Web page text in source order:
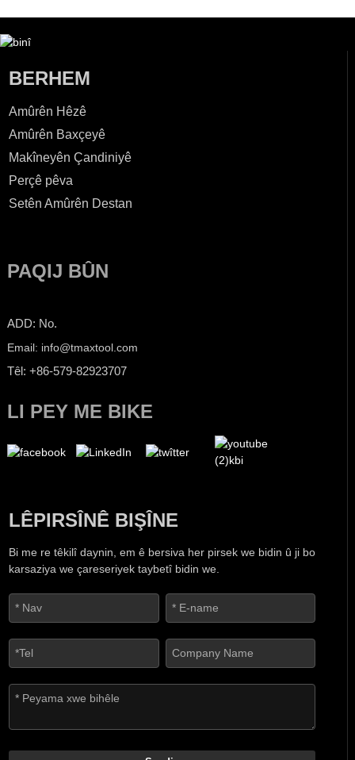
BERHEM
Amûrên Hêzê
Amûrên Baxçeyê
Makîneyên Çandiniyê
Perçê pêva
Setên Amûrên Destan
PAQIJ BÛN
ADD: No.
Email: info@tmaxtool.com
Têl: +86-579-82923707
LI PEY ME BIKE
LÊPIRSÎNÊ BIŞÎNE
Bi me re têkilî daynin, em ê bersiva her pirsek we bidin û ji bo
karsaziya we çareseriyek taybetî bidin we.